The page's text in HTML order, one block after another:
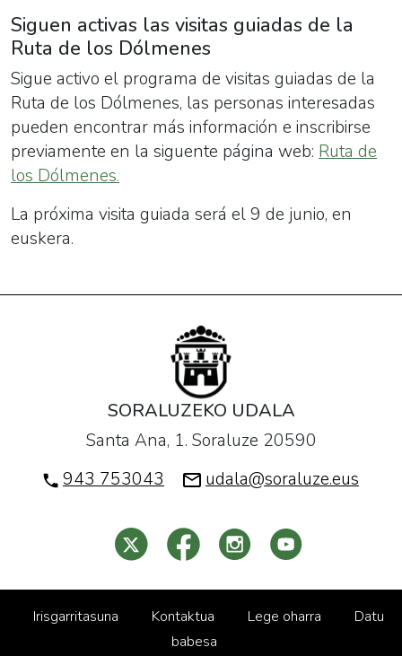
Siguen activas las visitas guiadas de la
Ruta de los Dólmenes
Sigue activo el programa de visitas guiadas de la
Ruta de los Dólmenes, las personas interesadas
pueden encontrar más información e inscribirse
previamente en la siguente página web: Ruta de
los Dólmenes.
La próxima visita guiada será el 9 de junio, en
euskera.
SORALUZEKO UDALA
Santa Ana, 1. Soraluze 20590
943 753043
udala@soraluze.eus
Irisgarritasuna Kontaktua Lege oharra
Datu
babesa